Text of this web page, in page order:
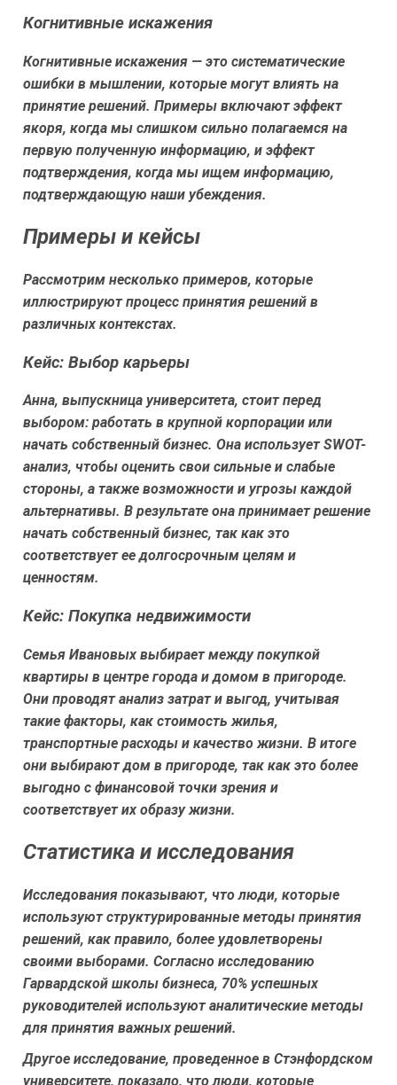
Когнитивные искажения
Когнитивные искажения — это систематические
ошибки в мышлении, которые могут влиять на
принятие решений. Примеры включают эффект
якоря, когда мы слишком сильно полагаемся на
первую полученную информацию, и эффект
подтверждения, когда мы ищем информацию,
подтверждающую наши убеждения.
Примеры и кейсы
Рассмотрим несколько примеров, которые
иллюстрируют процесс принятия решений в
различных контекстах.
Кейс: Выбор карьеры
Анна, выпускница университета, стоит перед
выбором: работать в крупной корпорации или
начать собственный бизнес. Она использует SWOT-
анализ, чтобы оценить свои сильные и слабые
стороны, а также возможности и угрозы каждой
альтернативы. В результате она принимает решение
начать собственный бизнес, так как это
соответствует ее долгосрочным целям и
ценностям.
Кейс: Покупка недвижимости
Семья Ивановых выбирает между покупкой
квартиры в центре города и домом в пригороде.
Они проводят анализ затрат и выгод, учитывая
такие факторы, как стоимость жилья,
транспортные расходы и качество жизни. В итоге
они выбирают дом в пригороде, так как это более
выгодно с финансовой точки зрения и
соответствует их образу жизни.
Статистика и исследования
Исследования показывают, что люди, которые
используют структурированные методы принятия
решений, как правило, более удовлетворены
своими выборами. Согласно исследованию
Гарвардской школы бизнеса, 70% успешных
руководителей используют аналитические методы
для принятия важных решений.
Другое исследование, проведенное в Стэнфордском
университете, показало, что люди, которые